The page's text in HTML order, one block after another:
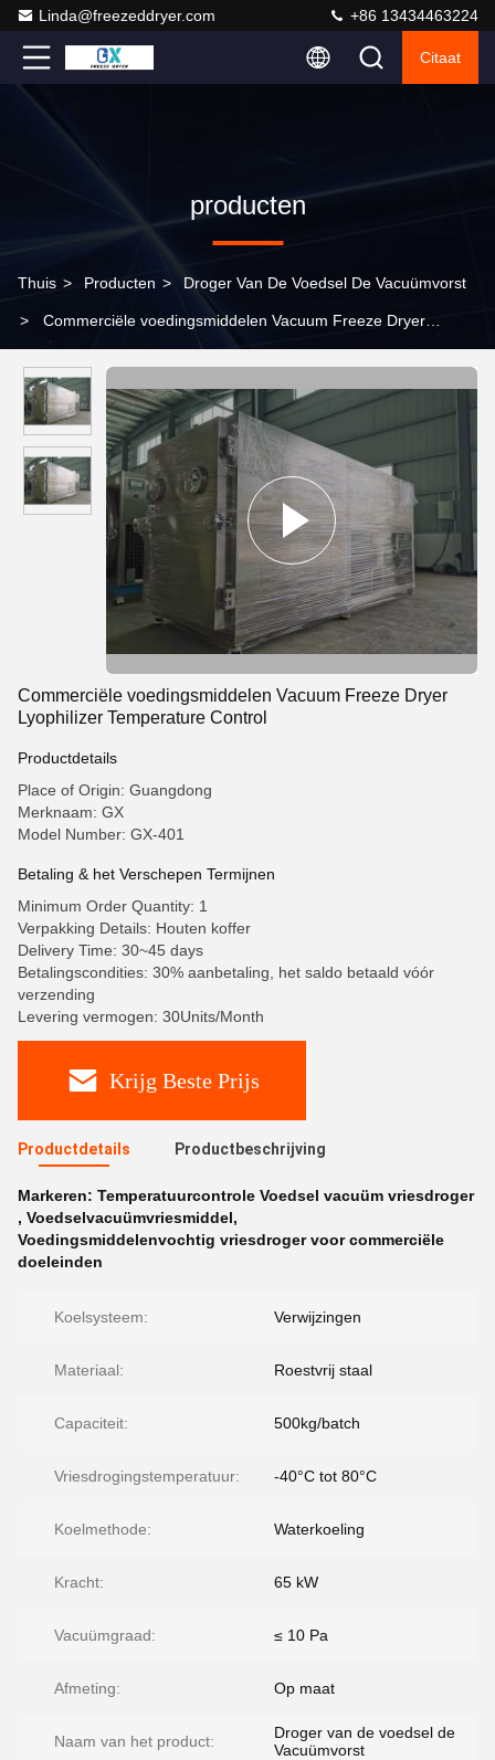
Linda@freezeddryer.com +86 13434463224
Citaat
producten
Thuis > Producten > Droger Van De Voedsel De Vacuümvorst
> Commerciële voedingsmiddelen Vacuum Freeze Dryer
Commerciële voedingsmiddelen Vacuum Freeze Dryer
Lyophilizer Temperature Control
Productdetails
Place of Origin: Guangdong
Merknaam: GX
Model Number: GX-401
Betaling & het Verschepen Termijnen
Minimum Order Quantity: 1
Verpakking Details: Houten koffer
Delivery Time: 30~45 days
Betalingscondities: 30% aanbetaling, het saldo betaald vóór
verzending
Levering vermogen: 30Units/Month
Krijg Beste Prijs
Productdetails Productbeschrijving
Markeren: Temperatuurcontrole Voedsel vacuüm vriesdroger
, Voedselvacuümvriesmiddel,
Voedingsmiddelenvochtig vriesdroger voor commerciële
doeleinden
Koelsysteem: Verwijzingen
Materiaal: Roestvrij staal
Capaciteit: 500kg/batch
Vriesdrogingstemperatuur: -40°C tot 80°C
Koelmethode: Waterkoeling
Kracht: 65 kW
Vacuümgraad: ≤ 10 Pa
Afmeting: Op maat
Naam van het product:
Droger van de voedsel de
Vacuümvorst